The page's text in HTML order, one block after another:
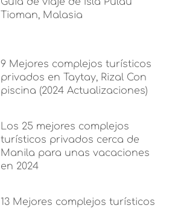
Tioman, Malasia
9 Mejores complejos turísticos
privados en Taytay, Rizal Con
piscina (2024 Actualizaciones)
Los 25 mejores complejos
turísticos privados cerca de
Manila para unas vacaciones
en 2024
13 Mejores complejos turísticos